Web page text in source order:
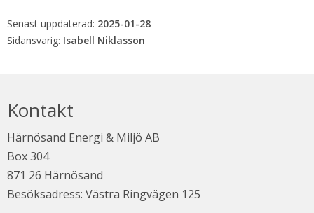
Senast uppdaterad: 2025-01-28
Isabell Niklasson
Kontakt
Härnösand Energi & Miljö AB
Box 304
871 26 Härnösand
Besöksadress: Västra Ringvägen 125